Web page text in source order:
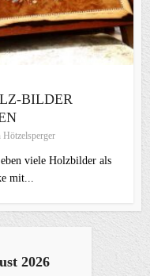
BILDER
viele Holzbilder als
mit...
2026